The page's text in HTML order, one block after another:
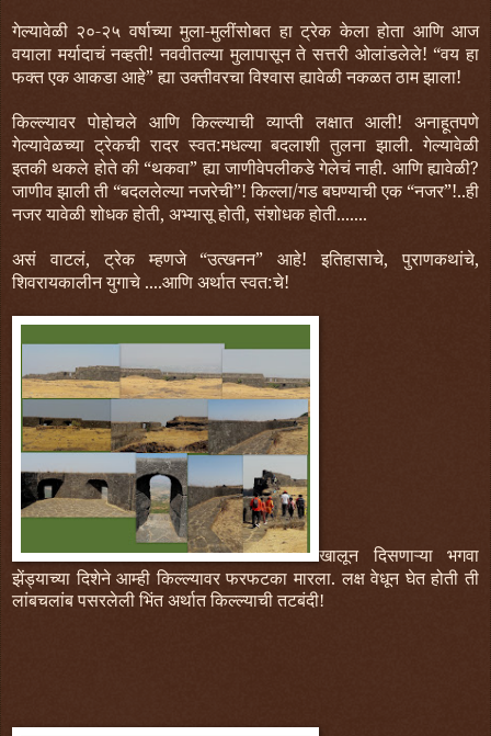
गेल्यावेळी २०-२५ वर्षाच्या मुला-मुलींसोबत हा ट्रेक केला होता आणि आज
वयाला मर्यादाचं नव्हती! नववीतल्या मुलापासून ते सत्तरी ओलांडलेले! “वय हा
फक्त एक आकडा आहे” ह्या उक्तीवरचा विश्वास ह्यावेळी नकळत ठाम झाला!
किल्ल्यावर पोहोचले आणि किल्ल्याची व्याप्ती लक्षात आली! अनाहूतपणे
गेल्यावेळच्या ट्रेकची रादर स्वत:मधल्या बदलाशी तुलना झाली. गेल्यावेळी
इतकी थकले होते की “थकवा” ह्या जाणीवेपलीकडे गेलेचं नाही. आणि ह्यावेळी?
जाणीव झाली ती “बदललेल्या नजरेची”! किल्ला/गड बघण्याची एक “नजर”!..ही
नजर यावेळी शोधक होती, अभ्यासू होती, संशोधक होती.......
असं वाटलं, ट्रेक म्हणजे “उत्खनन” आहे! इतिहासाचे, पुराणकथांचे,
शिवरायकालीन युगाचे ....आणि अर्थातस्वत:चे!
खालून दिसणाऱ्या भगवा
झेंड्याच्या दिशेने आम्ही किल्ल्यावर फरफटका मारला.लक्ष वेधून घेत होती ती
लांबचलांब पसरलेली भिंत अर्थात किल्ल्याची तटबंदी!